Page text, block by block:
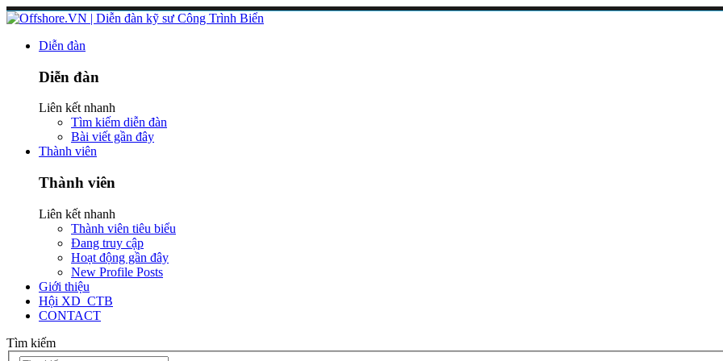
Diễn đàn
Diễn đàn
Liên kết nhanh
Tìm kiếm diễn đàn
Bài viết gần đây
Thành viên
Thành viên
Liên kết nhanh
Thành viên tiêu biểu
Đang truy cập
Hoạt động gần đây
New Profile Posts
Giới thiệu
Hội XD_CTB
CONTACT
Tìm kiếm